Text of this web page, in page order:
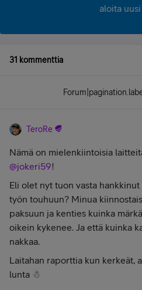
aloita
31 kommenttia
TeroRe
Nämä on mielenkiintoisia
@jokeri59!
Eli olet nyt tuon vasta
työn touhuun? Minua
paksuun ja kenties kuinka
oikein kykenee. Ja että kuinka
nakkaa.
Laitahan raporttia kun kerkeät,
lunta ☃